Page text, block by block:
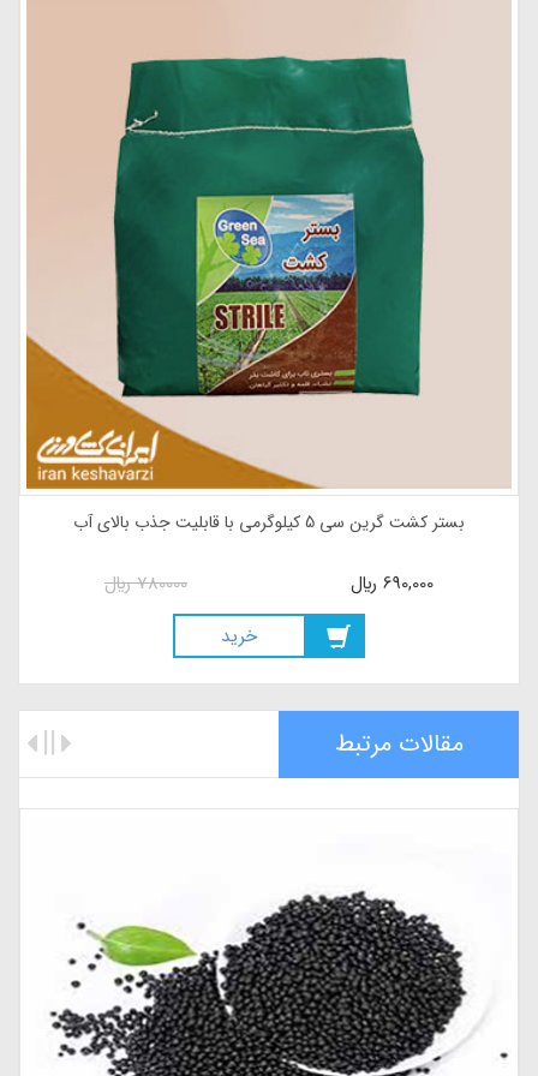
بستر کشت گرین سی 10 کیلوگرمی با قابلیت جذب بالای آب
1320000ريال 1,200,000ريال
خريد
مقالات مرتبط